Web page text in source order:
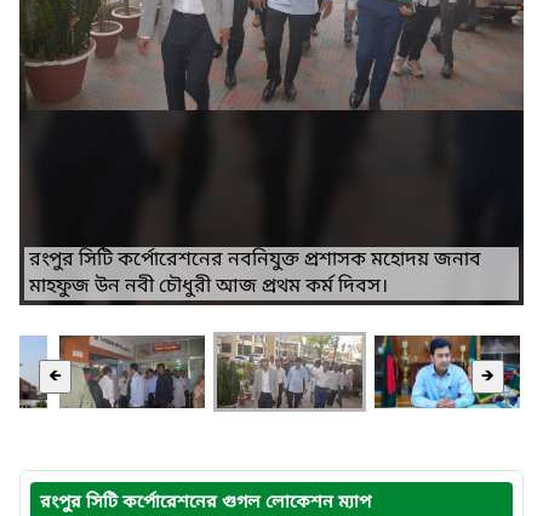
রংপুর সিটি কর্পোরেশনের নবনিযুক্ত প্রশাসক মহোদয় জনাব
মাহফুজ উন নবী চৌধুরী আজ প্রথম কর্ম দিবস।
🡸 🡺
রংপুর সিটি কর্পোরেশনের গুগল লোকেশন ম্যাপ